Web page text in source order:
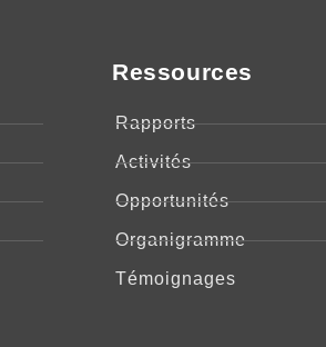
Ressources
Rapports
Activités
Opportunités
Organigramme
Témoignages